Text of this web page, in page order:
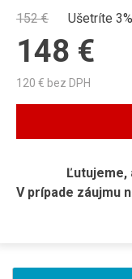
152€ Ušetríte 3%
148 €
120 € bez DPH
Ľutujeme,
V prípade záujmu